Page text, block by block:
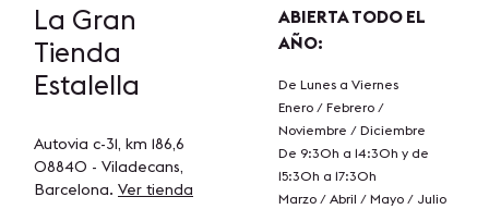
La Gran
Tienda
Estalella
Autovia c-31, km 186,6
08840 - Viladecans,
Barcelona. Ver tienda
ABIERTA TODO EL
AÑO:
De Lunes a Viernes
Enero / Febrero /
Noviembre / Diciembre
De 9:30h a 14:30h y de
15:30h a 17:30h
Marzo / Abril / Mayo / Julio